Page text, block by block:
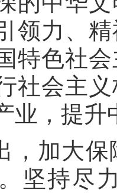
领力、
特色社
社会主
业，提升
，加大
坚持尽